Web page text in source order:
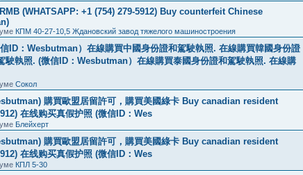
(WHATSAPP: +1 (754) 279-5912) Buy counterfeit Chinese
КПМ 40-27-10,5 Ждановский завод тяжелого машиностроения
ID：Wesbutman）在線購買中國身份證和駕駛執照. 在線購買韓國身份證
駛執照. (微信ID：Wesbutman）在線購買泰國身份證和駕駛執照. 在線購
Сокол
購買歐盟居留許可，購買美國綠卡 Buy canadian resident
在线购买真假护照 (微信ID：Wes
Блейхерт
購買歐盟居留許可，購買美國綠卡 Buy canadian resident
在线购买真假护照 (微信ID：Wes
КПЛ 5-30